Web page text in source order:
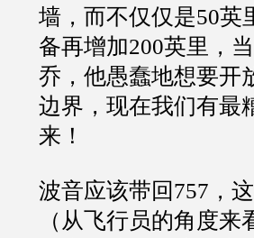
墙，而不仅仅是50英
备再增加200英里，
乔，他愚蠢地想要开
边界，现在我们有最
来！
波音应该带回757，
（从飞行员的角度